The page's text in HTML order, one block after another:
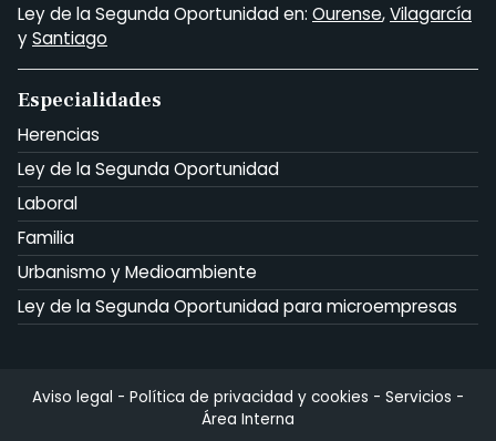
Ley de la Segunda Oportunidad en: Ourense,Vilagarcía
ySantiago
Especialidades
Herencias
Ley de la Segunda Oportunidad
Laboral
Familia
Urbanismo y Medioambiente
Ley de la Segunda Oportunidad para microempresas
Aviso legal - Política de privacidad y cookies - Servicios -
Área Interna